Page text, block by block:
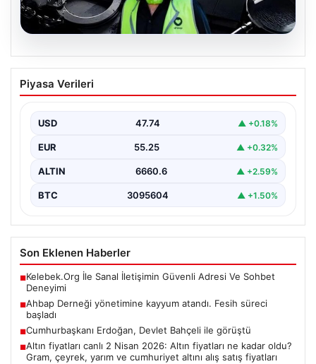
07.08.2026
Ahbap Derneği yönetimine kayyum
atandı. Fesih süreci başladı
Piyasa Verileri
USD 47.74 ▲ +0.18%
EUR 55.25 ▲ +0.32%
ALTIN 6660.6 ▲ +2.59%
BTC 3095604 ▲ +1.50%
Son Eklenen Haberler
■Kelebek.Org İle Sanal İletişimin Güvenli Adresi Ve Sohbet
Deneyimi
■Ahbap Derneği yönetimine kayyum atandı. Fesih süreci
başladı
■Cumhurbaşkanı Erdoğan, Devlet Bahçeli ile görüştü
■Altın fiyatları canlı 2 Nisan 2026: Altın fiyatları ne kadar oldu?
Gram, çeyrek, yarım ve cumhuriyet altını alış satış fiyatları